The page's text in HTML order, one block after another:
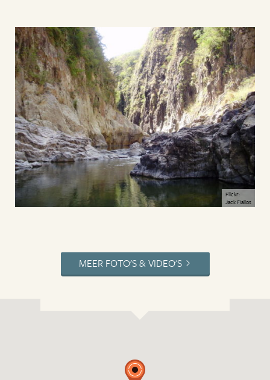
Flickr:
Jack Fiallos
MEER FOTO'S & VIDEO'S